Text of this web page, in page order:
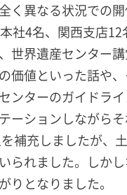
く異なる状況での
社4名、関西支店12
世界遺産センター
価値といった話や
ンターのガイドラ
ーションしながら
補充しましたが、
られました。しか
りとなりました。